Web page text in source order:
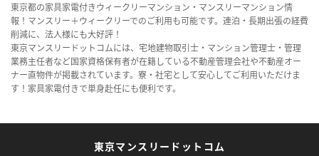
東京都の家具家電付きウィークリーマンション・マンスリーマンション情
報！マンスリー＋ウィークリーでのご利用も可能です。連泊・長期出張の経費
削減に、法人様にも大好評！
東京マンスリードットコムには、宅地建物取引士・マンション管理士・管理
業務主任者など国家資格保有者が在籍している不動産管理会社や不動産オー
ナー直物件が掲載されています。寮・社宅として安心してご利用いただけま
す！家具家電付きで単身赴任にも便利です。
東京マンスリードットコム